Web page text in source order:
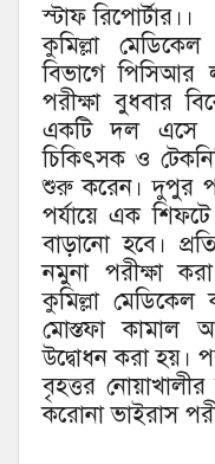
স্টাফ রিপোর্টার।।
কুমিল্লা
বিভাগে পিসিআর
পরীক্ষা বুধবার
একটি দল এসে
চিকিৎসক ও
শুরু করেন। দুপুর
পর্যায়ে এক
বাড়ানো হবে।
নমুনা পরীক্ষা
কুমিল্লা
মোস্তফা কামাল
উদ্বোধন করা হয়।
বৃহত্তর
করোনা ভাইরাস